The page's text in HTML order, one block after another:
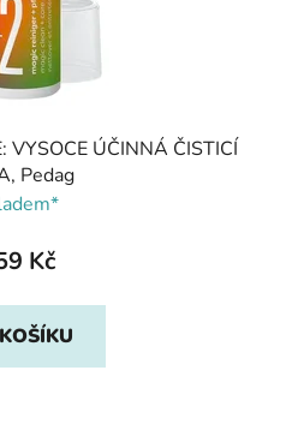
VYSOCE ÚČINNÁ ČISTICÍ
Pedag
Kč